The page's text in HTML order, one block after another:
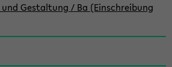
Gestaltung / Ba (Einschreibung